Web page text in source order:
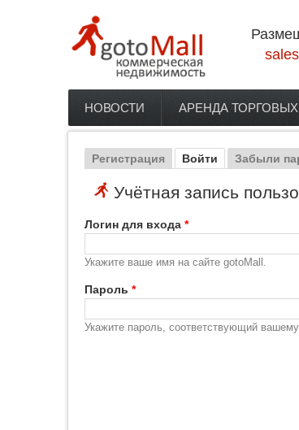
Главное меню
НОВОСТИ АРЕНДА
Главные вкладки
Регистрация Войти (активная
Забыли
Учётная запись
Логин для входа *
Укажите ваше имя на сайте gotoMall.
Пароль *
Укажите пароль, соответствующий